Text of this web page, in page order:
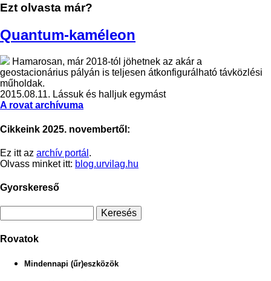
Ezt olvasta már?
Quantum-kaméleon
Hamarosan, már 2018-tól jöhetnek az akár a
geostacionárius pályán is teljesen átkonfigurálható távközlési
műholdak.
2015.08.11. Lássuk és halljuk egymást
A rovat archívuma
Cikkeink 2025. novembertől:
Ez itt az archív portál .
Olvass minket itt: blog.urvilag.hu
Gyorskereső
Rovatok
Mindennapi (űr)eszközök